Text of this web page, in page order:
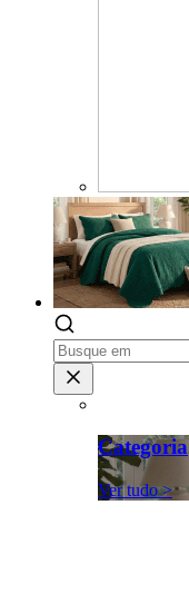
Categoria
Ver tudo >